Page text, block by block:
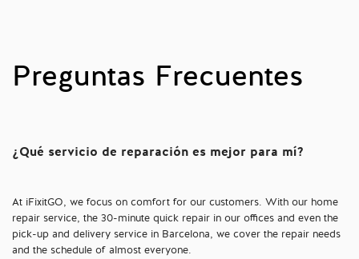
Preguntas Frecuentes
¿Qué servicio de reparación es mejor para mí?
At iFixitGO, we focus on comfort for our customers. With our home
repair service, the 30-minute quick repair in our offices and even the
pick-up and delivery service in Barcelona, we cover the repair needs
and the schedule of almost everyone.